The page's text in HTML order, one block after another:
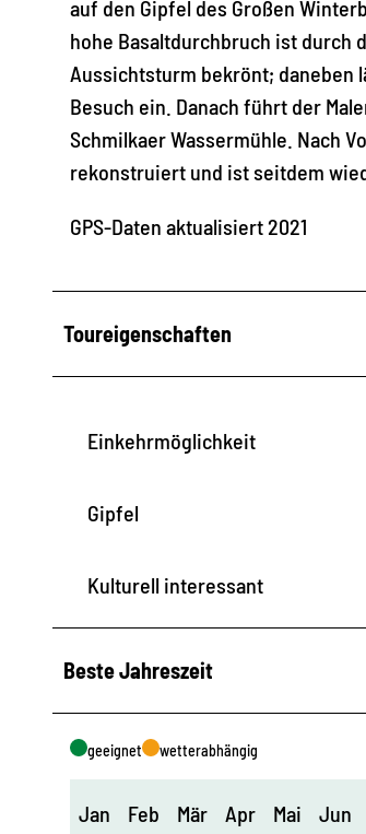
auf den Gipfel des Großen
hohe Basaltdurchbruch ist durch
Aussichtsturm bekrönt; daneben
Besuch ein. Danach führt der
Schmilkaer Wassermühle. Nach
rekonstruiert und ist seitdem
GPS-Daten aktualisiert 2021
Toureigenschaften
Einkehrmöglichkeit
Gipfel
Kulturell interessant
Beste Jahreszeit
geeignet wetterabhängig
Jan Feb Mär Apr Mai Jun